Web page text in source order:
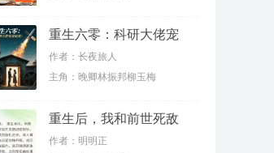
重生六零：科研大佬宠
妻虐渣
作者：长夜旅人
主角：晚卿林振邦柳玉梅
重生后，我和前世死敌
联手虐渣
作者：明明正